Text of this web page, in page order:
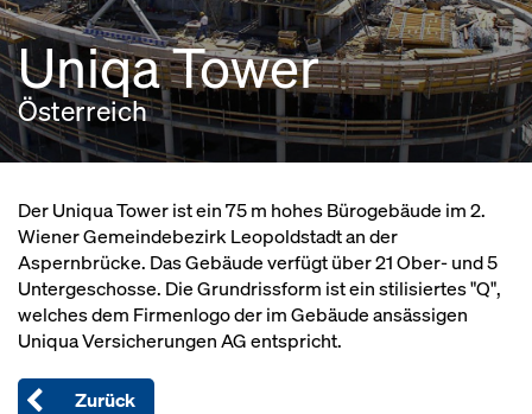
Uniqa Tower
Österreich
Der Uniqua Tower ist ein 75 m hohes Bürogebäude im 2.
Wiener Gemeindebezirk Leopoldstadt an der
Aspernbrücke. Das Gebäude verfügt über 21 Ober- und 5
Untergeschosse. Die Grundrissform ist ein stilisiertes "Q",
welches dem Firmenlogo der im Gebäude ansässigen
Uniqua Versicherungen AG entspricht.
Zurück